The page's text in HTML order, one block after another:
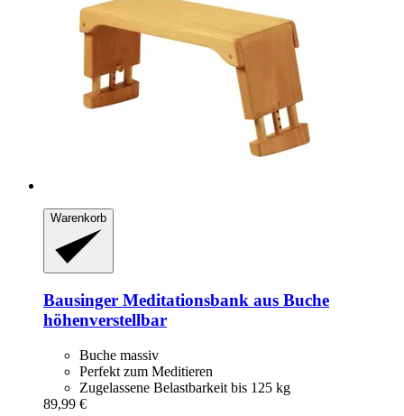
Warenkorb
Bausinger Meditationsbank aus Buche
höhenverstellbar
Buche massiv
Perfekt zum Meditieren
Zugelassene Belastbarkeit bis 125 kg
89,99 €